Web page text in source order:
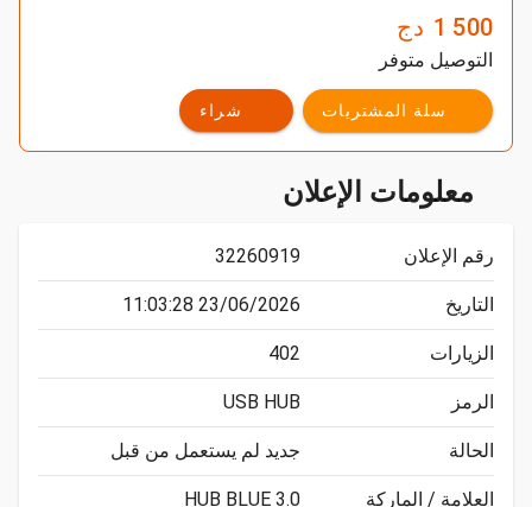
1 500 دج
التوصيل متوفر
سلة المشتريات شراء
معلومات الإعلان
رقم الإعلان 32260919
التاريخ 23/06/2026 11:03:28
الزيارات 402
الرمز USB HUB
الحالة جديد لم يستعمل من قبل
العلامة / الماركة HUB BLUE 3.0